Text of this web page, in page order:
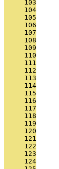
     103
     104
     105
     106
     107
     108
     109
     110
     111
     112
     113
     114
     115
     116
     117
     118
     119
     120
     121
     122
     123
     124